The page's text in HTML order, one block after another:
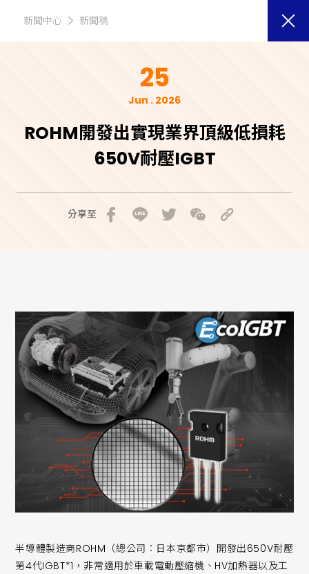
新聞中心 新聞稿
25
Jun . 2026
ROHM開發出實現業界頂級低損耗
650V耐壓IGBT
分享至
半導體製造商ROHM（總公司：日本京都市）開發出650V耐壓
第4代IGBT*1，非常適用於車載電動壓縮機、HV加熱器以及工